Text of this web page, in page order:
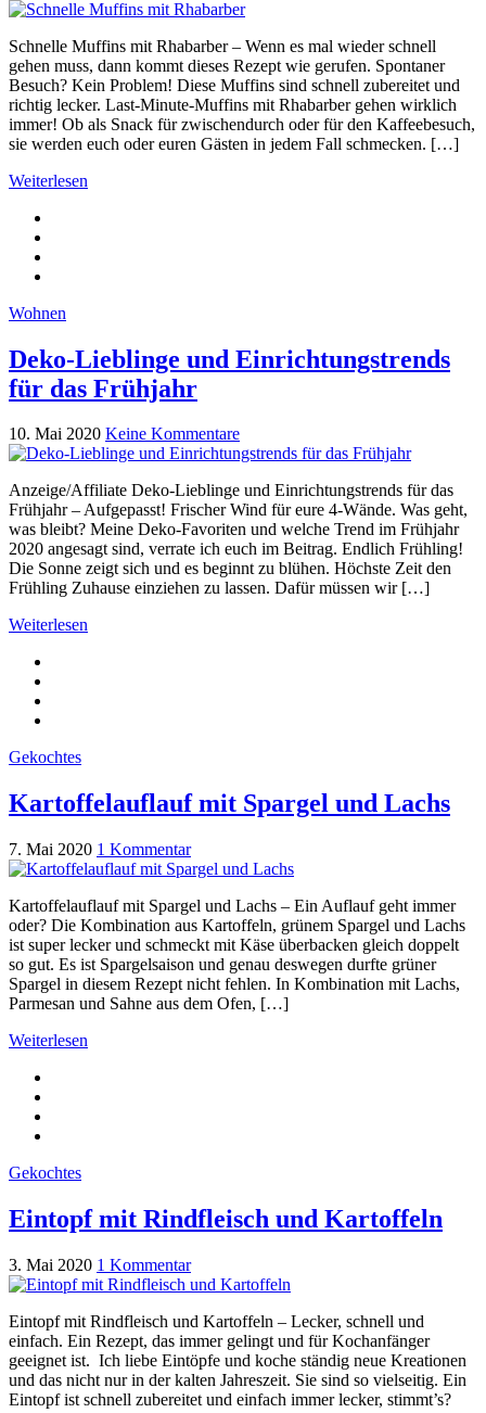
Schnelle Muffins mit Rhabarber – Wenn es mal wieder schnell
gehen muss, dann kommt dieses Rezept wie gerufen. Spontaner
Besuch? Kein Problem! Diese Muffins sind schnell zubereitet und
richtig lecker. Last-Minute-Muffins mit Rhabarber gehen wirklich
immer! Ob als Snack für zwischendurch oder für den Kaffeebesuch,
sie werden euch oder euren Gästen in jedem Fall schmecken. […]
Weiterlesen
Wohnen
Deko-Lieblinge und Einrichtungstrends
für das Frühjahr
10. Mai 2020 Keine Kommentare
Anzeige/Affiliate Deko-Lieblinge und Einrichtungstrends für das
Frühjahr – Aufgepasst! Frischer Wind für eure 4-Wände. Was geht,
was bleibt? Meine Deko-Favoriten und welche Trend im Frühjahr
2020 angesagt sind, verrate ich euch im Beitrag. Endlich Frühling!
Die Sonne zeigt sich und es beginnt zu blühen. Höchste Zeit den
Frühling Zuhause einziehen zu lassen. Dafür müssen wir […]
Weiterlesen
Gekochtes
Kartoffelauflauf mit Spargel und Lachs
7. Mai 2020 1 Kommentar
Kartoffelauflauf mit Spargel und Lachs – Ein Auflauf geht immer
oder? Die Kombination aus Kartoffeln, grünem Spargel und Lachs
ist super lecker und schmeckt mit Käse überbacken gleich doppelt
so gut. Es ist Spargelsaison und genau deswegen durfte grüner
Spargel in diesem Rezept nicht fehlen. In Kombination mit Lachs,
Parmesan und Sahne aus dem Ofen, […]
Weiterlesen
Gekochtes
Eintopf mit Rindfleisch und Kartoffeln
3. Mai 2020 1 Kommentar
Eintopf mit Rindfleisch und Kartoffeln – Lecker, schnell und
einfach. Ein Rezept, das immer gelingt und für Kochanfänger
geeignet ist. Ich liebe Eintöpfe und koche ständig neue Kreationen
und das nicht nur in der kalten Jahreszeit. Sie sind so vielseitig. Ein
Eintopf ist schnell zubereitet und einfach immer lecker, stimmt’s?